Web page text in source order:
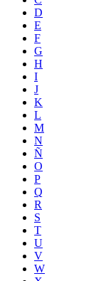
D
E
F
G
H
I
J
K
L
M
N
Ñ
O
P
Q
R
S
T
U
V
W